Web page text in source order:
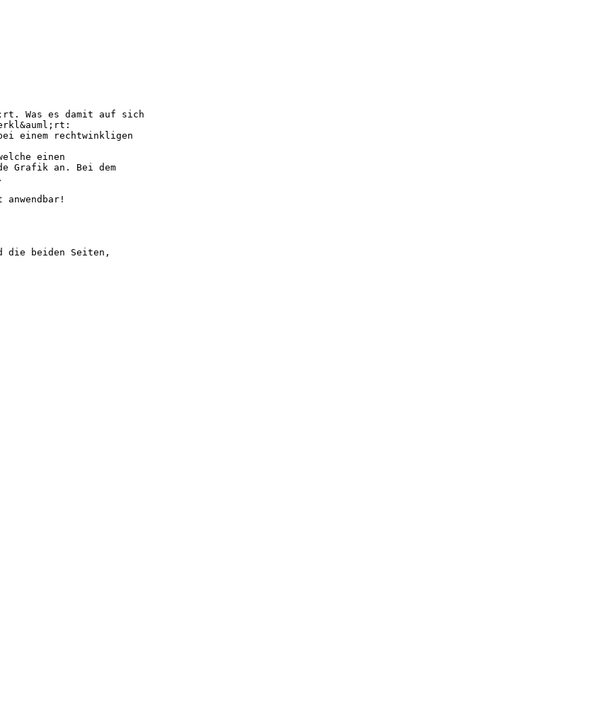
Was es damit auf sich
einem rechtwinkligen
einen
Grafik an. Bei dem
die beiden Seiten,